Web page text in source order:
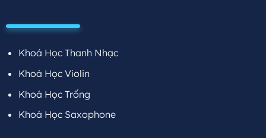
Khoá Học Thanh Nhạc
Khoá Học Violin
Khoá Học Trống
Khoá Học Saxophone